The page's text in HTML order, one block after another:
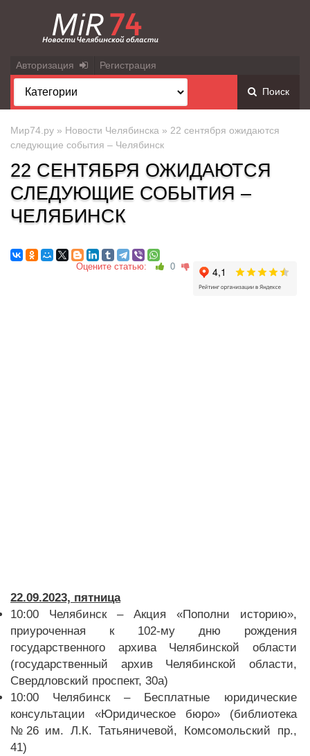
Авторизация Регистрация
Поиск
Мир74.ру » Новости Челябинска » 22 сентября ожидаются
следующие события – Челябинск
22 СЕНТЯБРЯ ОЖИДАЮТСЯ
СЛЕДУЮЩИЕ СОБЫТИЯ –
ЧЕЛЯБИНСК
Оцените статью: 0
22.09.2023, пятница
10:00 Челябинск – Акция «Пополни историю»,
приуроченная к 102-му дню рождения
государственного архива Челябинской области
(государственный архив Челябинской области,
Свердловский проспект, 30а)
10:00 Челябинск – Бесплатные юридические
консультации «Юридическое бюро» (библиотека
№26 им. Л.К. Татьяничевой, Комсомольский пр.,
41)